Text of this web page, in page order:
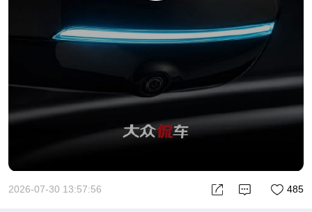
2026-07-30 13:57:56 485